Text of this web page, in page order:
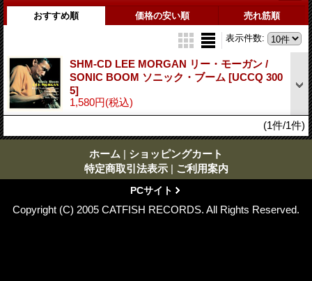
おすすめ順 価格の安い順 売れ筋順
表示件数:
SHM-CD LEE MORGAN リー・モーガン /
SONIC BOOM ソニック・ブーム [UCCQ 300
5]
1,580円(税込)
(1件/1件)
ホーム | ショッピングカート
特定商取引法表示 | ご利用案内
PCサイト
Copyright (C) 2005 CATFISH RECORDS. All Rights Reserved.